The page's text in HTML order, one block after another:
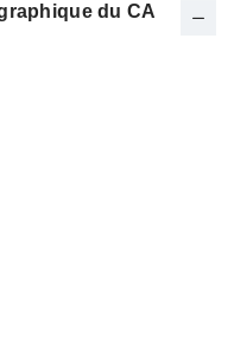
du CA